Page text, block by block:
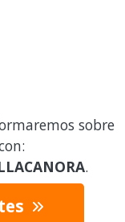
sobre
.